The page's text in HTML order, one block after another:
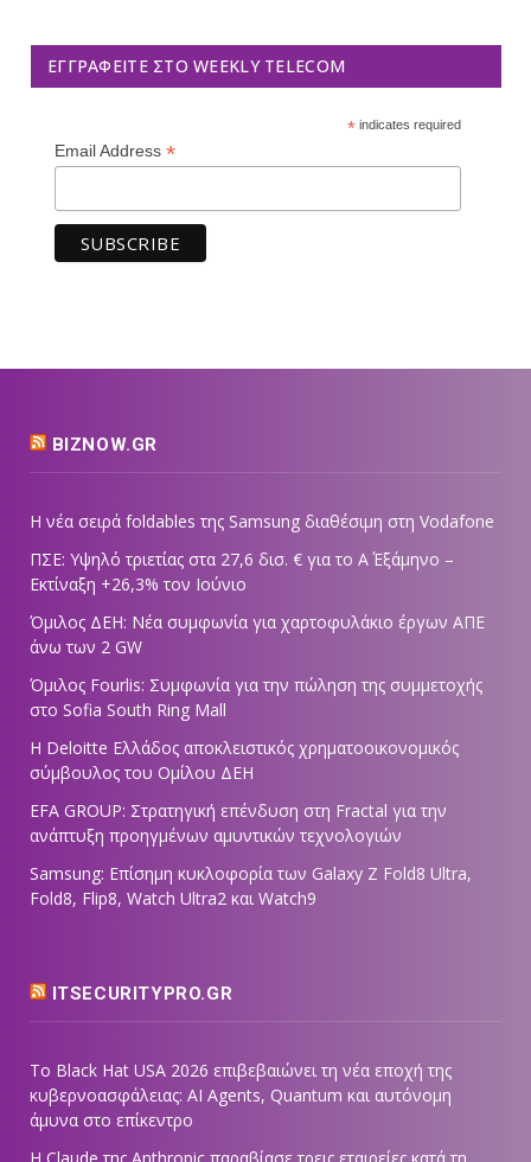
ΕΓΓΡΑΦΕΊΤΕ ΣΤΟ WEEKLY TELECOM
*indicates required
Email Address *
BIZNOW.GR
Η νέα σειρά foldables της Samsung διαθέσιμη στη Vodafone
ΠΣΕ: Υψηλό τριετίας στα 27,6 δισ. € για το Α΄ Εξάμηνο –
Εκτίναξη +26,3% τον Ιούνιο
Όμιλος ΔΕΗ: Νέα συμφωνία για χαρτοφυλάκιο έργων ΑΠΕ
άνω των 2 GW
Όμιλος Fourlis: Συμφωνία για την πώληση της συμμετοχής
στο Sofia South Ring Mall
Η Deloitte Ελλάδος αποκλειστικός χρηματοοικονομικός
σύμβουλος του Ομίλου ΔΕΗ
EFA GROUP: Στρατηγική επένδυση στη Fractal για την
ανάπτυξη προηγμένων αμυντικών τεχνολογιών
Samsung: Επίσημη κυκλοφορία των Galaxy Z Fold8 Ultra,
Fold8, Flip8, Watch Ultra2 και Watch9
ITSECURITYPRO.GR
Το Black Hat USA 2026 επιβεβαιώνει τη νέα εποχή της
κυβερνοασφάλειας: AI Agents, Quantum και αυτόνομη
άμυνα στο επίκεντρο